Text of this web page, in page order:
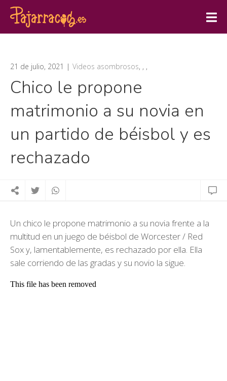
21 de julio, 2021 Videos asombrosos, , ,
Chico le propone
matrimonio a su novia en
un partido de béisbol y es
rechazado
Un chico le propone matrimonio a su novia frente a la
multitud en un juego de béisbol de Worcester / Red
Sox y, lamentablemente, es rechazado por ella. Ella
sale corriendo de las gradas y su novio la sigue.